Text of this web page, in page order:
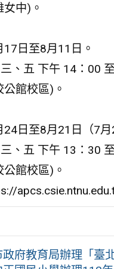
中)。
日至8月11日。
、五 下午 14：00
館校區)。
日至8月21日（7
、五 下午 13：30
館校區)。
府教育局辦理「臺